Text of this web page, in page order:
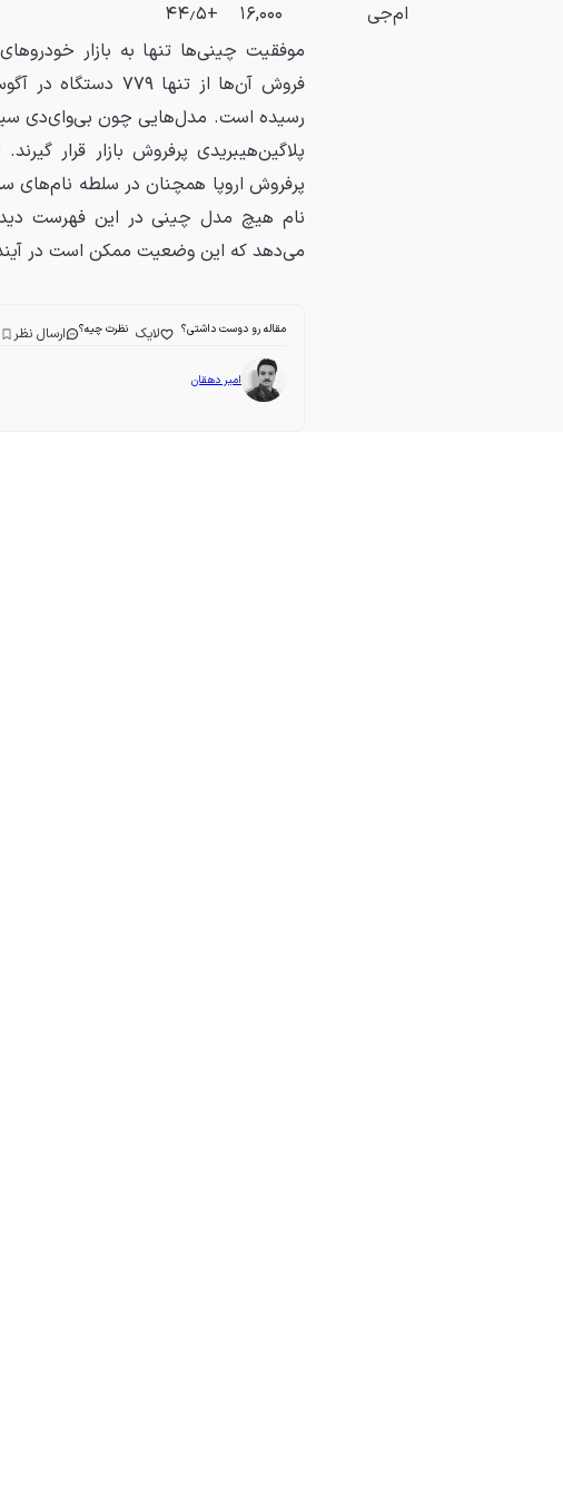
ام‌جی
۱۶,۰۰۰
+۴۴٫۵
موفقیت چینی‌ها تنها به بازار
پرفروش اروپا همچنان در سلطه نام‌های
نام هیچ مدل چینی در این فهرست
می‌دهد که این وضعیت ممکن است در
مقاله رو دوست داشتی؟ لایک نظرت چیه؟ ارسال نظر
امیر دهقان